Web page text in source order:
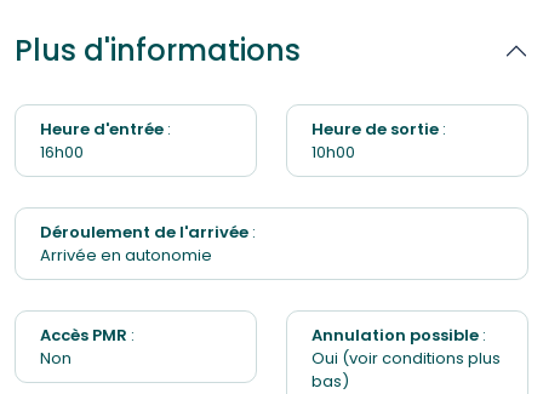
Plus d'informations
Heure d'entrée :
16h00
Heure de sortie :
10h00
Déroulement de l'arrivée :
Arrivée en autonomie
Accès PMR :
Non
Annulation possible :
Oui (voir conditions plus
bas)